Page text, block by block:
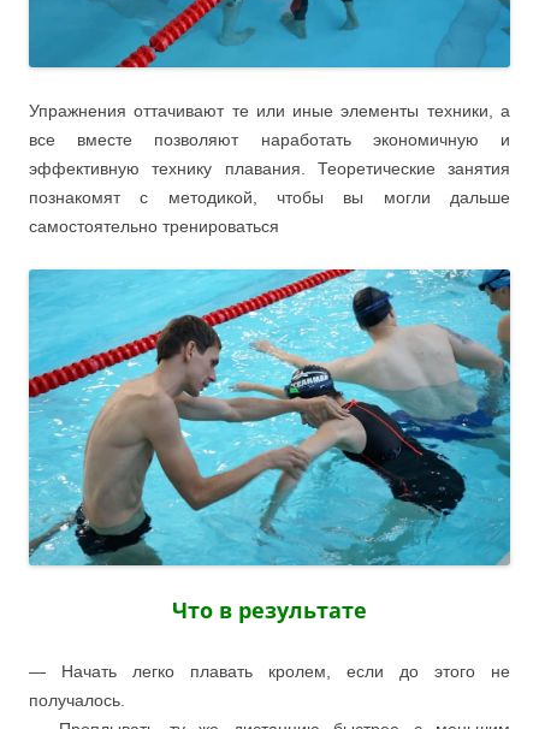
Упражнения оттачивают те или иные элементы техники, а
все вместе позволяют наработать экономичную и
эффективную технику плавания. Теоретические занятия
познакомят с методикой, чтобы вы могли дальше
самостоятельно тренироваться
Что в результате
— Начать легко плавать кролем, если до этого не
получалось.